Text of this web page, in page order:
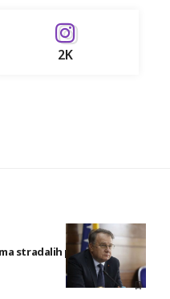
2K
stradalih planinara,